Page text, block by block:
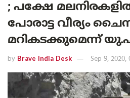
; പക്ഷേ
പോരാട്ട വീര്യം
മറികടക്കുമെന്ന്
by Brave India Desk Sep 9, 2020,